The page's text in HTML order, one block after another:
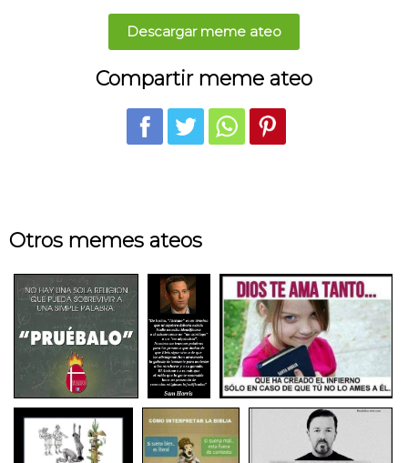
Descargar meme ateo
Compartir meme ateo
Otros memes ateos